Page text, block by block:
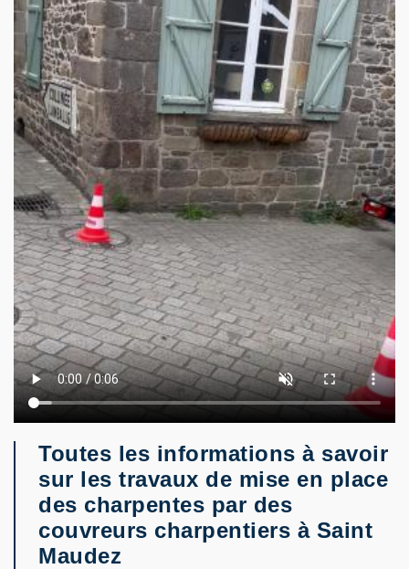
Toutes les informations à savoir
sur les travaux de mise en place
des charpentes par des
couvreurs charpentiers à Saint
Maudez